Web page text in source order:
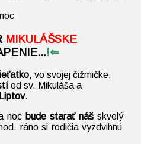
MIKULÁŠSKE
...!⇐
, vo svojej čižmičke,
od sv. Mikuláša a
Liptov.
noc bude starať náš skvelý
ráno si rodičia vyzdvihnú